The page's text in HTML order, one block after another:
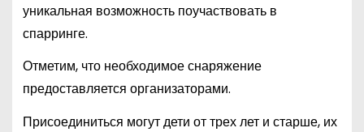
уникальная возможность поучаствовать в
спарринге.
Отметим, что необходимое снаряжение
предоставляется организаторами.
Присоединиться могут дети от трех лет и старше, их